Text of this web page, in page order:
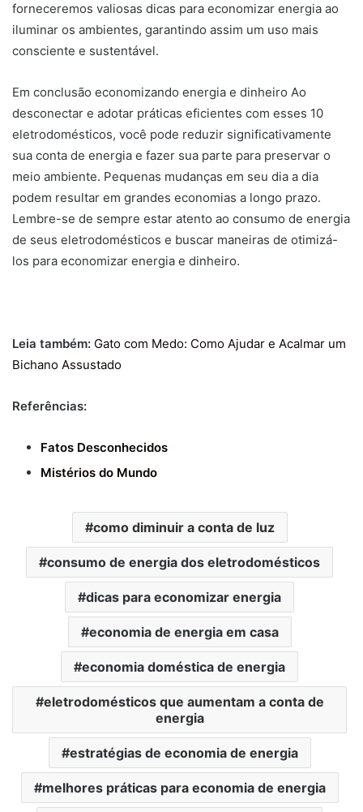
forneceremos valiosas dicas para economizar energia ao
iluminar os ambientes, garantindo assim um uso mais
consciente e sustentável.
Em conclusão economizando energia e dinheiro Ao
desconectar e adotar práticas eficientes com esses 10
eletrodomésticos, você pode reduzir significativamente
sua conta de energia e fazer sua parte para preservar o
meio ambiente. Pequenas mudanças em seu dia a dia
podem resultar em grandes economias a longo prazo.
Lembre-se de sempre estar atento ao consumo de energia
de seus eletrodomésticos e buscar maneiras de otimizá-
los para economizar energia e dinheiro.
Leia também: Gato com Medo: Como Ajudar e Acalmar um
Bichano Assustado
Referências:
Fatos Desconhecidos
Mistérios do Mundo
como diminuir a conta de luz
consumo de energia dos eletrodomésticos
dicas para economizar energia
economia de energia em casa
economia doméstica de energia
eletrodomésticos que aumentam a conta de
energia
estratégias de economia de energia
melhores práticas para economia de energia